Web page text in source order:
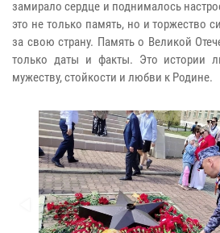
замирало сердце и поднималось
это не только память, но и торжество
за свою страну. Память о Великой
только даты и факты. Это истории
мужеству, стойкости и любви к Родине.